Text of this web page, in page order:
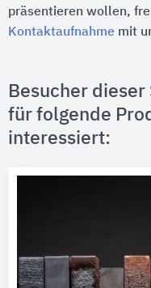
präsentieren wollen,
Kontaktaufnahme mit
Besucher
für folgende
interessiert: